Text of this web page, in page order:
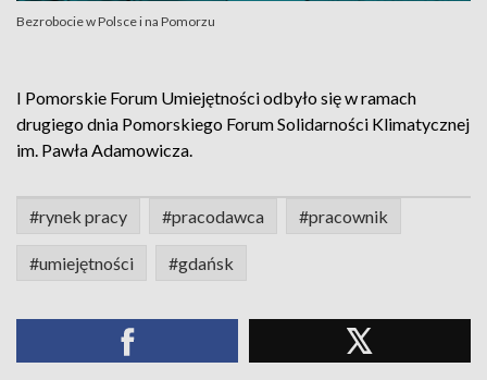
Bezrobocie w Polsce i na Pomorzu
I Pomorskie Forum Umiejętności odbyło się w ramach
drugiego dnia Pomorskiego Forum Solidarności Klimatycznej
im. Pawła Adamowicza.
#rynek pracy #pracodawca #pracownik
#umiejętności #gdańsk